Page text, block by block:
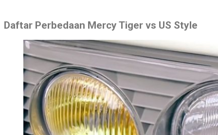
Daftar Perbedaan Mercy Tiger vs US Style